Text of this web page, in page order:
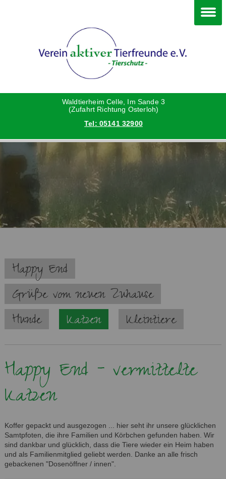
Waldtierheim Celle, Im Sande 3
(Zufahrt Richtung Osterloh)
Tel: 05141 32900
Navigation
überspringen
Happy End
Grüße vom neuen Zuhause
Hunde
Katzen Kleintiere
Happy End - vermittelte
Katzen
Koffer gepackt und ausgezogen ... hier seht ihr unsere glücklichen
Samtpfoten, die ihre Familien und Körbchen gefunden haben. Wir
sind dankbar und glücklich, dass die Tiere wieder ein Heim haben
und als Familienmitglied geliebt werden. Danke an alle frisch
gebackenen "Dosenöffner / innen".
Katzen
Vermittlungshilfe privat
Danke an die Helfer
Vorstand
Satzung